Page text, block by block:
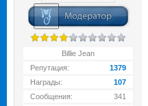
Billie Jean
Репутация:
1379
Награды:
107
Сообщения:
341